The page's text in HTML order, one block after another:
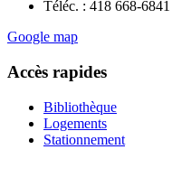
Téléc. : 418 668-6841
Google map
Accès rapides
Bibliothèque
Logements
Stationnement